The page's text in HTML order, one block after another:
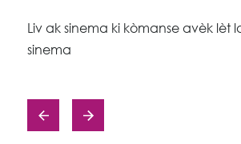
Liv ak sinema ki kòmanse avèk lèt
sinema
Posts